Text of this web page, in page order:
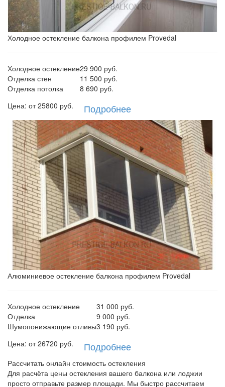
Холодное остекление балкона профилем Provedal
Холодное остекление29 900 руб.
Отделка стен
11 500 руб.
Отделка потолка
8 690 руб.
Цена: от25800 руб. Подробнее
Алюминиевое остекление балкона профилем Provedal
Холодное остекление
31 000 руб.
Отделка
9 000 руб.
Шумопонижающие отливы3 190 руб.
Цена: от26720 руб. Подробнее
Рассчитать онлайн стоимость остекления
Для расчёта цены остекления вашего балкона или лоджии
просто отправьте размер площади. Мы быстро рассчитаем